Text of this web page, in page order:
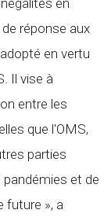
en
réponse aux
en vertu
Il vise à
entre les
que l'OMS,
parties
pandémies et de
future », a